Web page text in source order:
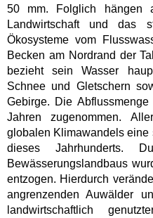
50 mm. Folglich hängen
Landwirtschaft und das
Ökosysteme vom
Becken am Nordrand der
bezieht sein Wasser
Schnee und Gletschern
Gebirge. Die
Jahren zugenommen.
globalen Klimawandels eine
dieses Jahrhunderts.
Bewässerungslandbaus
entzogen. Hierdurch
angrenzenden Auwälder
landwirtschaftlich